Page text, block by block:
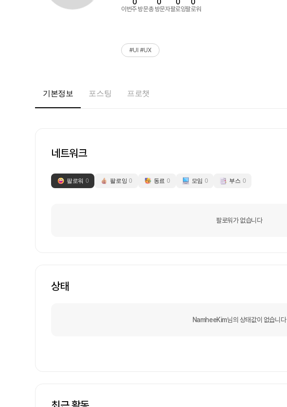
이번주 방문총 방문자팔로잉팔로워
#UI #UX
기본정보 포스팅 프로챗
네트워크
팔로워 0 팔로잉 0 동료 0 모임 0 부스 0
팔로워가 없습니다
상태
NamheeKim님의 상태값이 없습니다